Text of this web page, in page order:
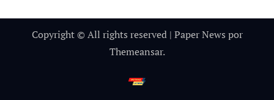
Copyright © All rights reserved | Paper News por
Themeansar.